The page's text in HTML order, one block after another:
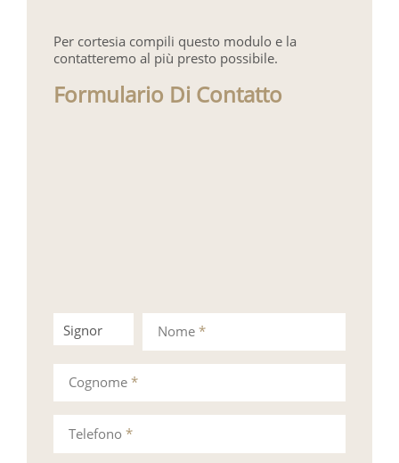
Per cortesia compili questo modulo e la
contatteremo al più presto possibile.
Formulario Di Contatto
Signor Signora
Nome *
Telefono *
Cognome *